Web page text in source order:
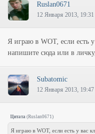
Ruslan0671
12 Января 2013, 19:31
Я играю в WOT, если есть
напишите сюда или в
Subatomic
12 Января 2013, 19:47
Цитата (Ruslan0671)
Я играю в WOT, если есть у вас